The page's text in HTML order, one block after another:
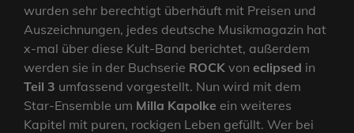
wurden sehr berechtigt überhäuft mit Preisen und
Auszeichnungen, jedes deutsche Musikmagazin hat
x-mal über diese Kult-Band berichtet, außerdem
werden sie in der Buchserie ROCK von eclipsed in
Teil 3 umfassend vorgestellt. Nun wird mit dem
Star-Ensemble um Milla Kapolke ein weiteres
Kapitel mit puren, rockigen Leben gefüllt. Wer bei